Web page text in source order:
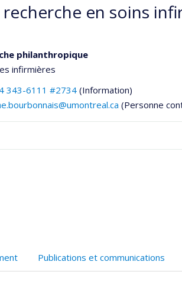
en soins
philanthropique
infirmières
343-6111 #2734(Information)
(Personne
Publications et communications